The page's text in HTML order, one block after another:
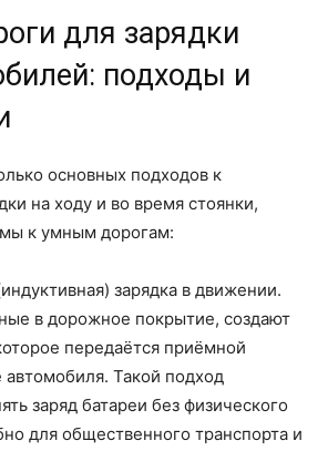
для зарядки
подходы и
основных подходов к
на ходу и во время стоянки,
к умным дорогам:
зарядка в движении.
в дорожное покрытие, создают
передаётся приёмной
Такой подход
заряд батареи без физического
для общественного транспорта и